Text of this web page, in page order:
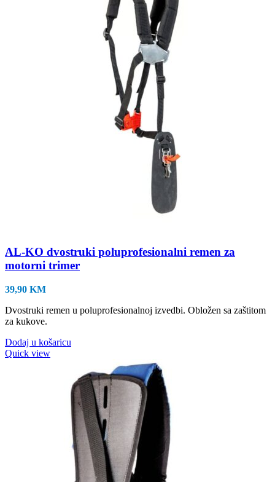
AL-KO dvostruki poluprofesionalni remen za
motorni trimer
39,90 KM
Dvostruki remen u poluprofesionalnoj izvedbi. Obložen sa zaštitom
za kukove.
Dodaj u košaricu
Quick view